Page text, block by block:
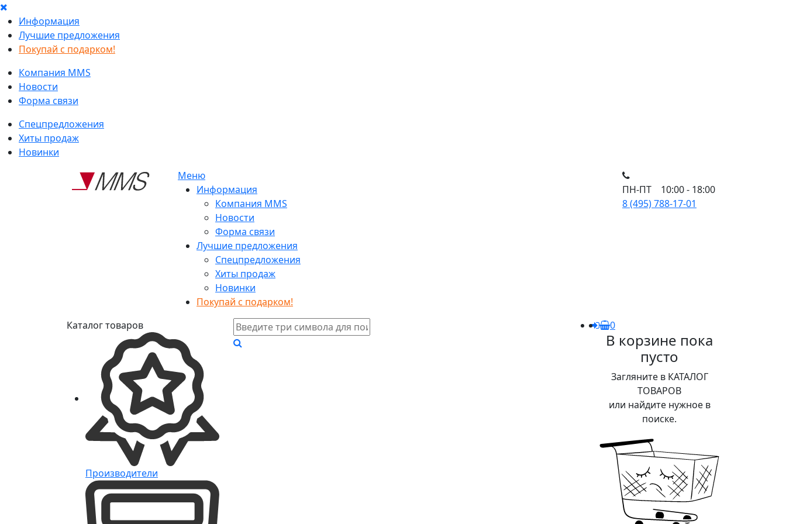
Информация
Лучшие предложения
Покупай с подарком!
Компания MMS
Новости
Форма связи
Спецпредложения
Хиты продаж
Новинки
Меню
Информация
Компания MMS
Новости
Форма связи
Лучшие предложения
Спецпредложения
Хиты продаж
Новинки
Покупай с подарком!
ПН-ПТ 10:00 - 18:00
8 (495) 788-17-01
Каталог товаров
Производители
0
В корзине пока
пусто
Загляните в КАТАЛОГ
ТОВАРОВ
или найдите нужное в
поиске.